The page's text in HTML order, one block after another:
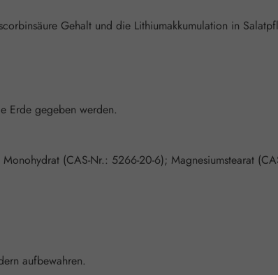
Gehalt und die Lithiumakkumulation in
Erde gegeben werden.
(CAS-Nr.: 5266-20-6); Magnesiumstearat
aufbewahren.